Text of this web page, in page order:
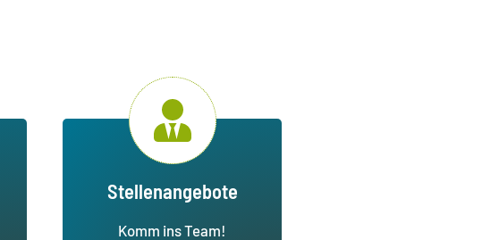
Stellenangebote
Komm ins Team!